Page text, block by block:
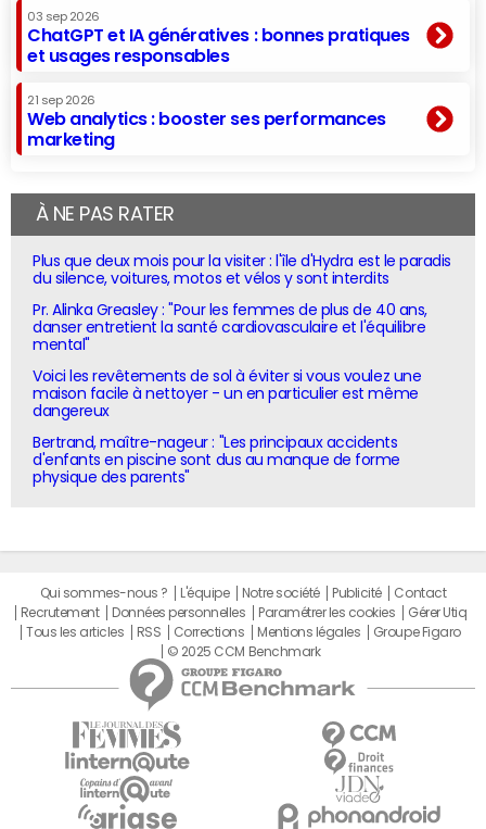
03 sep 2026
ChatGPT et IA génératives : bonnes pratiques
et usages responsables
21 sep 2026
Web analytics : booster ses performances
marketing
À NE PAS RATER
Plus que deux mois pour la visiter : l'île d'Hydra est le paradis
du silence, voitures, motos et vélos y sont interdits
Pr. Alinka Greasley : "Pour les femmes de plus de 40 ans,
danser entretient la santé cardiovasculaire et l'équilibre
mental"
Voici les revêtements de sol à éviter si vous voulez une
maison facile à nettoyer - un en particulier est même
dangereux
Bertrand, maître-nageur : "Les principaux accidents
d'enfants en piscine sont dus au manque de forme
physique des parents"
Qui sommes-nous ? L'équipe Notre société Publicité
Contact
Recrutement
Données personnelles Paramétrer les cookies
Gérer Utiq
Tous les articles
RSS Corrections Mentions légales
Groupe Figaro
© 2025 CCM Benchmark